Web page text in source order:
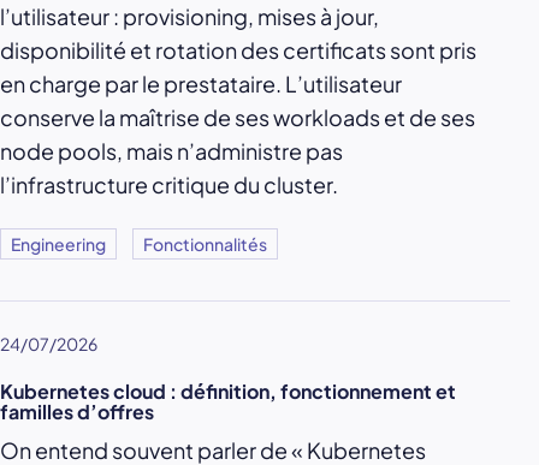
l’utilisateur : provisioning, mises à jour,
disponibilité et rotation des certificats sont pris
en charge par le prestataire. L’utilisateur
conserve la maîtrise de ses workloads et de ses
node pools, mais n’administre pas
l’infrastructure critique du cluster.
Engineering Fonctionnalités
24/07/2026
Kubernetes cloud : définition, fonctionnement et
familles d’offres
On entend souvent parler de « Kubernetes